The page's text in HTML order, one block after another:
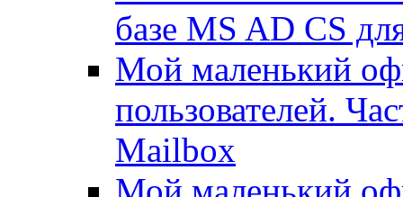
базе MS AD CS
Мой маленький
пользователей.
Mailbox